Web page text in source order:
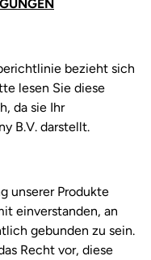
bezieht sich
lesen Sie diese
da sie Ihr
B.V. darstellt.
unserer Produkte
einverstanden, an
gebunden zu sein.
Recht vor, diese